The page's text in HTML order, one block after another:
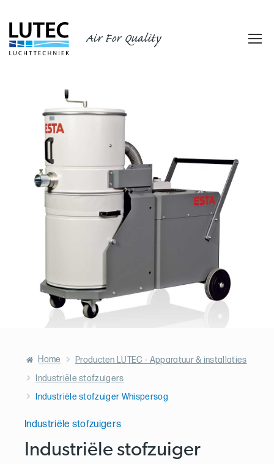
Air For Quality
Home
Producten LUTEC - Apparatuur & installaties
Industriële stofzuigers
Industriële stofzuiger Whispersog
Industriële stofzuigers
Industriële stofzuiger